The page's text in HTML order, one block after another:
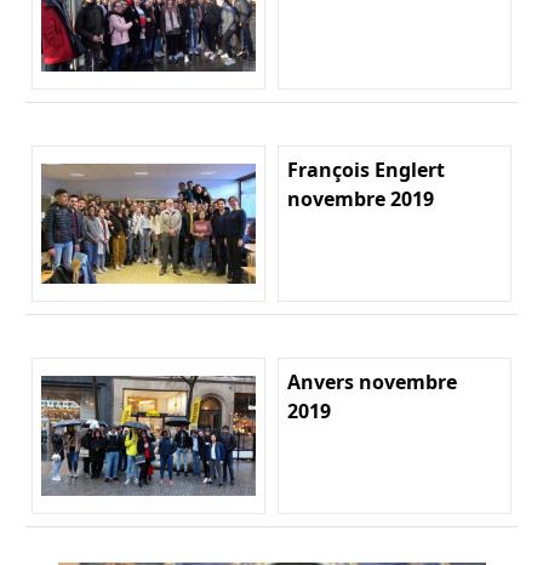
François Englert
novembre 2019
Anvers novembre
2019